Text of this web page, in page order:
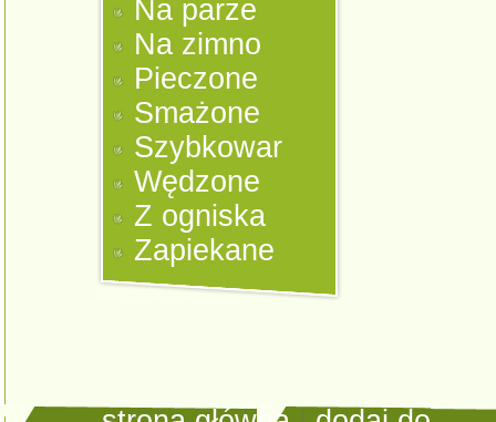
Na parze
Na zimno
Pieczone
Smażone
Szybkowar
Wędzone
Z ogniska
Zapiekane